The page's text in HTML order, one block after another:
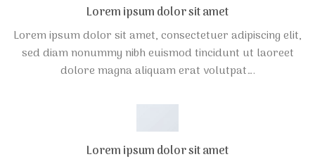
Lorem ipsum dolor sit amet
Lorem ipsum dolor sit amet, consectetuer adipiscing elit,
sed diam nonummy nibh euismod tincidunt ut laoreet
dolore magna aliquam erat volutpat….
Lorem ipsum dolor sit amet